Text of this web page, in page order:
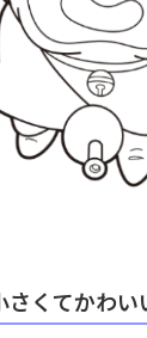
くてかわい